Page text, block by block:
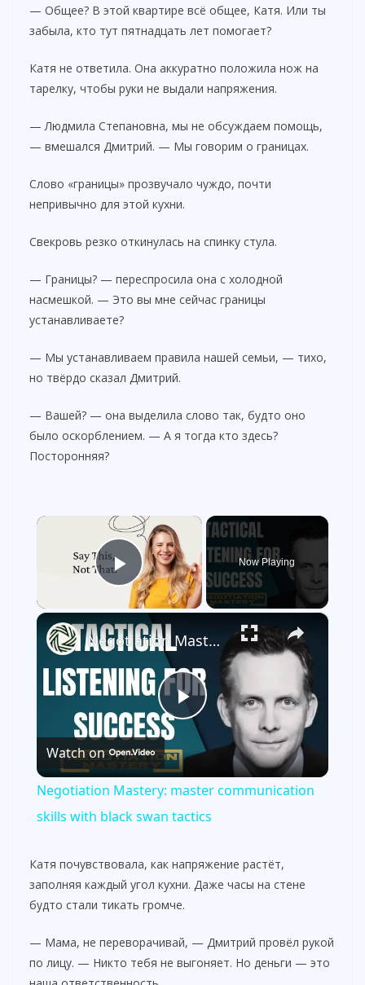
— Общее? В этой квартире всё общее, Катя. Или ты
забыла, кто тут пятнадцать лет помогает?
Катя не ответила. Она аккуратно положила нож на
тарелку, чтобы руки не выдали напряжения.
— Людмила Степановна, мы не обсуждаем помощь,
— вмешался Дмитрий. — Мы говорим о границах.
Слово «границы» прозвучало чуждо, почти
непривычно для этой кухни.
Свекровь резко откинулась на спинку стула.
— Границы? — переспросила она с холодной
насмешкой. — Это вы мне сейчас границы
устанавливаете?
— Мы устанавливаем правила нашей семьи, — тихо,
но твёрдо сказал Дмитрий.
— Вашей? — она выделила слово так, будто оно
было оскорблением. — А я тогда кто здесь?
Посторонняя?
×
Play Video
Now Playing
×
P
l
a
y
V
i
Negotiation Mastery: master communication skills with black swan tactics
Watch on
Negotiation Mastery: master communication
skills with black swan tactics
Катя почувствовала, как напряжение растёт,
заполняя каждый угол кухни. Даже часы на стене
будто стали тикать громче.
— Мама, не переворачивай, — Дмитрий провёл рукой
по лицу. — Никто тебя не выгоняет. Но деньги — это